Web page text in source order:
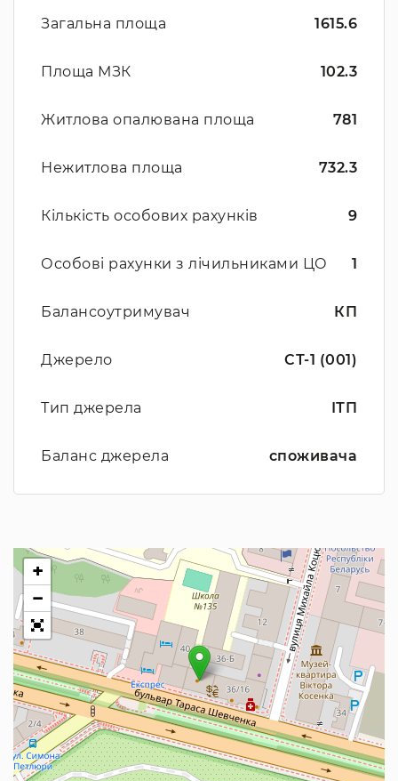
Загальна площа 1615.6
Площа МЗК 102.3
Житлова опалювана площа 781
Нежитлова площа 732.3
Кількість особових рахунків 9
Особові рахунки з лічильниками ЦО 1
Балансоутримувач КП
Джерело СТ-1 (001)
Тип джерела ІТП
Баланс джерела споживача
+
−